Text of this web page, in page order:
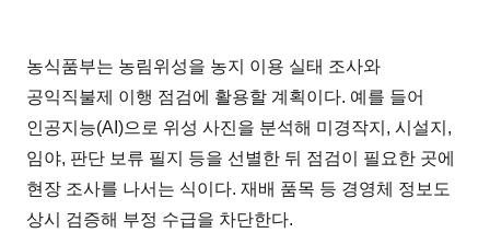
농식품부는 농림위성을 농지 이용 실태 조사와
공익직불제 이행 점검에 활용할 계획이다. 예를 들어
인공지능(AI)으로 위성 사진을 분석해 미경작지, 시설지,
임야, 판단 보류 필지 등을 선별한 뒤 점검이 필요한 곳에
현장 조사를 나서는 식이다. 재배 품목 등 경영체 정보도
상시 검증해 부정 수급을 차단한다.